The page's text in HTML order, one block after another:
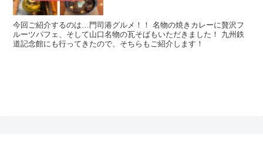
今回ご紹介するのは…門司港グルメ！！ 名物の焼きカレーに贅沢フ
ルーツパフェ、そして山口名物の瓦そばもいただきました！ 九州鉄
道記念館にも行ってきたので、そちらもご紹介します！